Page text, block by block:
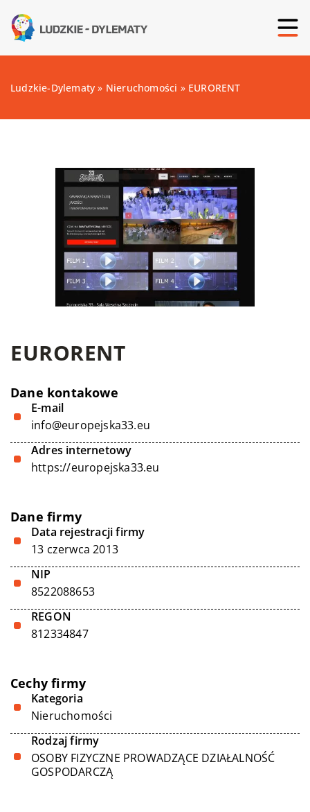
Ludzkie-Dylematy » Nieruchomości » EURORENT
EURORENT
Dane kontakowe
E-mail
info@europejska33.eu
Adres internetowy
https://europejska33.eu
Dane firmy
Data rejestracji firmy
13 czerwca 2013
NIP
8522088653
REGON
812334847
Cechy firmy
Kategoria
Nieruchomości
Rodzaj firmy
OSOBY FIZYCZNE PROWADZĄCE DZIAŁALNOŚĆ
GOSPODARCZĄ